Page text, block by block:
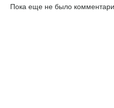
Пока еще не было